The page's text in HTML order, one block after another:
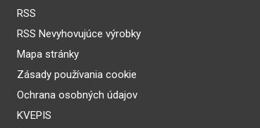
RSS
RSS Nevyhovujúce výrobky
Mapa stránky
Zásady používania cookie
Ochrana osobných údajov
KVEPIS